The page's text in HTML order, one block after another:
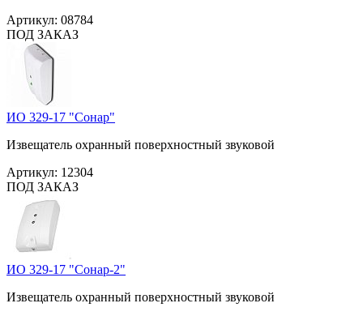
Артикул: 08784
ПОД ЗАКАЗ
ИО 329-17 "Сонар"
Извещатель охранный поверхностный звуковой
Артикул: 12304
ПОД ЗАКАЗ
ИО 329-17 "Сонар-2"
Извещатель охранный поверхностный звуковой